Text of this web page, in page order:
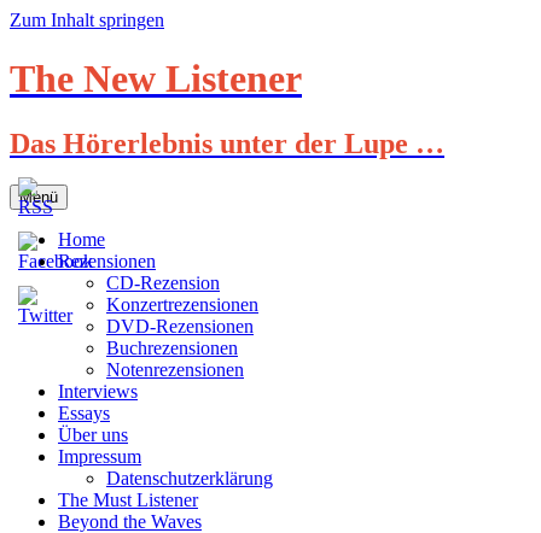
Zum Inhalt springen
The New Listener
Das Hörerlebnis unter der Lupe …
Menü
Home
Rezensionen
CD-Rezension
Konzertrezensionen
DVD-Rezensionen
Buchrezensionen
Notenrezensionen
Interviews
Essays
Über uns
Impressum
Datenschutzerklärung
The Must Listener
Beyond the Waves